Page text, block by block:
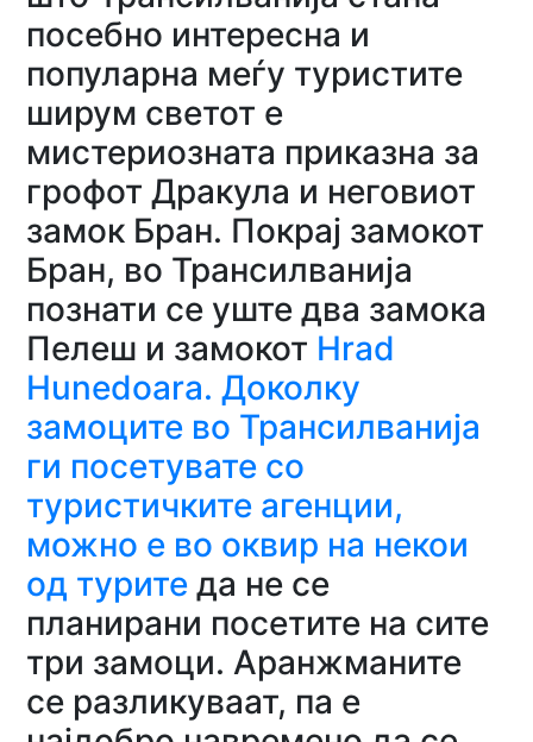
посебно интересна и
популарна меѓу туристите
ширум светот е
мистериозната приказна за
грофот Дракула и неговиот
замок Бран. Покрај замокот
Бран, во Трансилванија
познати се уште два замока
Пелеш и замокот Hrad
Hunedoara. Доколку
замоците во Трансилванија
ги посетувате со
туристичките агенции,
можно е во оквир на некои
од туритеда не се
планирани посетите на сите
три замоци. Аранжманите
се разликуваат, па е